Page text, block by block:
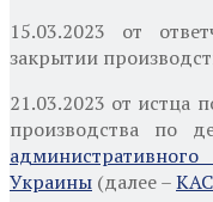
15.03.2023 от
закрытии
21.03.2023 от истца
производства по
Украины (далее –